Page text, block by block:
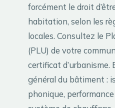
forcément le droit
habitation, selon les
locales. Consultez le
(PLU) de votre
certificat d’urbanisme.
général du bâtiment :
phonique,